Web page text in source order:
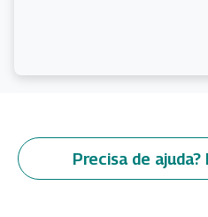
Precisa de